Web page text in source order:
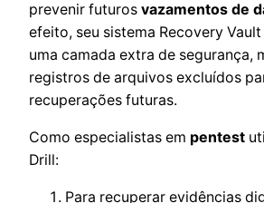
prevenir futuros vazamentos de
efeito, seu sistema Recovery
uma camada extra de segurança,
registros de arquivos excluídos
recuperações futuras.
Como especialistas em pentest
Drill:
Para recuperar evidências